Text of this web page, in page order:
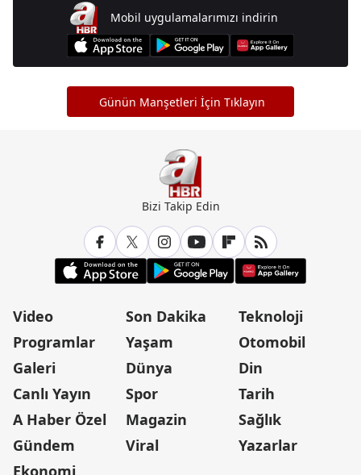
Mobil uygulamalarımızı indirin
Günün Manşetleri İçin Tıklayın
Bizi Takip Edin
Video
Programlar
Galeri
Canlı Yayın
A Haber Özel
Gündem
Ekonomi
Son Dakika
Yaşam
Dünya
Spor
Magazin
Viral
Teknoloji
Otomobil
Din
Tarih
Sağlık
Yazarlar